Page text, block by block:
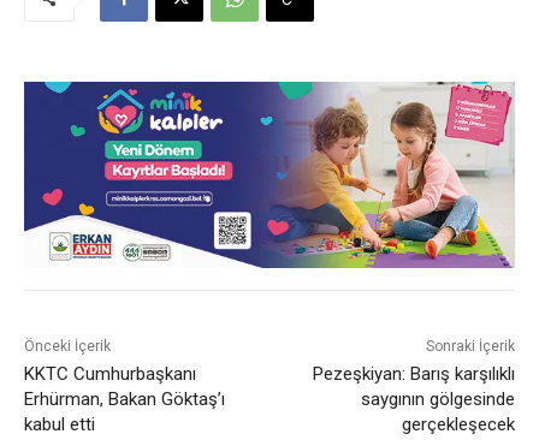
Önceki İçerik
KKTC Cumhurbaşkanı
Erhürman, Bakan Göktaş’ı
kabul etti
Sonraki İçerik
Pezeşkiyan: Barış karşılıklı
saygının gölgesinde
gerçekleşecek